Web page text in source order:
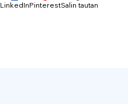
LinkedInPinterestSalin tautan